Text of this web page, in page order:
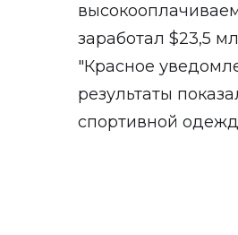
заработал $23,5
"Красное
результаты
спортивной